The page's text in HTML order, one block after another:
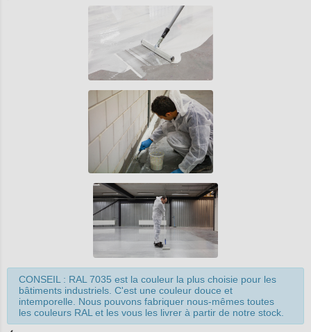
CONSEIL : RAL 7035 est la couleur la plus choisie pour les
bâtiments industriels. C'est une couleur douce et
intemporelle. Nous pouvons fabriquer nous-mêmes toutes
les couleurs RAL et les vous les livrer à partir de notre stock.